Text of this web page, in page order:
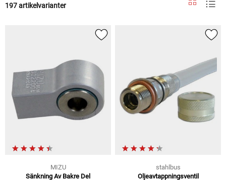
197 artikelvarianter
MIZU
Sänkning Av Bakre Del
stahlbus
Oljeavtappningsventil